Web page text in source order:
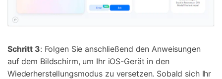
Schritt 3: Folgen Sie anschließend den Anweisungen
auf dem Bildschirm, um Ihr iOS-Gerät in den
Wiederherstellungsmodus zu versetzen. Sobald sich Ihr